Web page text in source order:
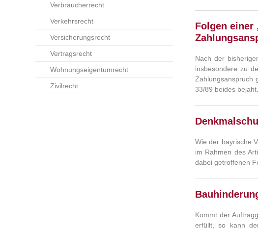
Verbraucherrecht
Verkehrsrecht
Versicherungsrecht
Vertragsrecht
Wohnungseigentumrecht
Zivilrecht
Folgen einer
Nach der
insbesondere zu
Zahlungsanspruch
33/89 beides bejaht.
Wie der bayrische
im Rahmen des
dabei getroffenen
Kommt der
erfüllt, so kann